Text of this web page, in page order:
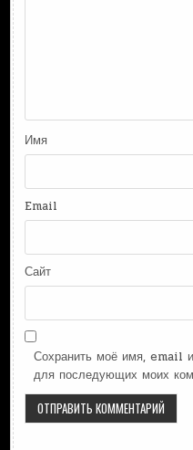
Имя
Email
Сайт
Сохранить моё имя, email
для последующих моих